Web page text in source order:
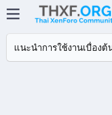
แนะนำการใช้งานเบื่องต้